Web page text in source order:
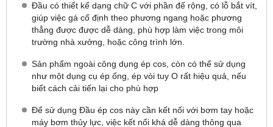
Đầu có thiết kế dạng chữ C với phần đế rộng, có lỗ bắt vít,
giúp việc gá cố định theo phương ngang hoặc phương
thẳng được được dễ dàng, phù hợp làm việc trong môi
trường nhà xưởng, hoặc công trình lớn.
Sản phẩm ngoài công dụng ép cos, còn có thể sử dụng
như một dụng cụ ép ống, ép vòi tuy O rất hiệu quả, nếu
biết cách cải tiến lại cho phù hợp
Để sử dụng Đầu ép cos này cần kết nối với bơm tay hoặc
máy bơm thủy lực, việc kết nối khá dễ dàng thông qua